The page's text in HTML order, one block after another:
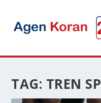
TAG: TREN